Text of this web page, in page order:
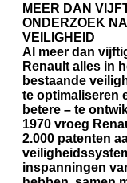
MEER DAN
ONDERZOEK
VEILIGHEID
Al meer dan
Renault alles in
bestaande
te optimaliseren
betere – te
1970 vroeg
2.000 patenten
inspanningen